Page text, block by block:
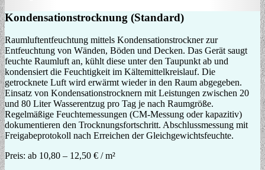
Kondensationstrocknung (Standard)
Raumluftentfeuchtung mittels Kondensationstrockner zur
Entfeuchtung von Wänden, Böden und Decken. Das Gerät saugt
feuchte Raumluft an, kühlt diese unter den Taupunkt ab und
kondensiert die Feuchtigkeit im Kältemittelkreislauf. Die
getrocknete Luft wird erwärmt wieder in den Raum abgegeben.
Einsatz von Kondensationstrocknern mit Leistungen zwischen 20
und 80 Liter Wasserentzug pro Tag je nach Raumgröße.
Regelmäßige Feuchtemessungen (CM-Messung oder kapazitiv)
dokumentieren den Trocknungsfortschritt. Abschlussmessung mit
Freigabeprotokoll nach Erreichen der Gleichgewichtsfeuchte.
Preis: ab 10,80 – 12,50 € / m²